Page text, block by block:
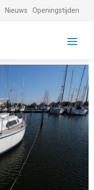
Nieuws Openingstijden